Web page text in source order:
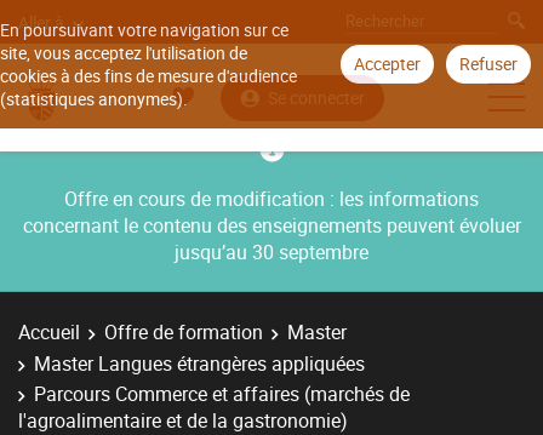
En poursuivant votre navigation sur ce
site, vous acceptez l'utilisation de
cookies à des fins de mesure d'audience
(statistiques anonymes).
Accepter Refuser
Aller à
Se connecter
Offre en cours de modification : les informations
concernant le contenu des enseignements peuvent évoluer
jusqu’au 30 septembre
Accueil Offre de formation
Master
Master Langues étrangères appliquées
Parcours Commerce et affaires (marchés de
l'agroalimentaire et de la gastronomie)